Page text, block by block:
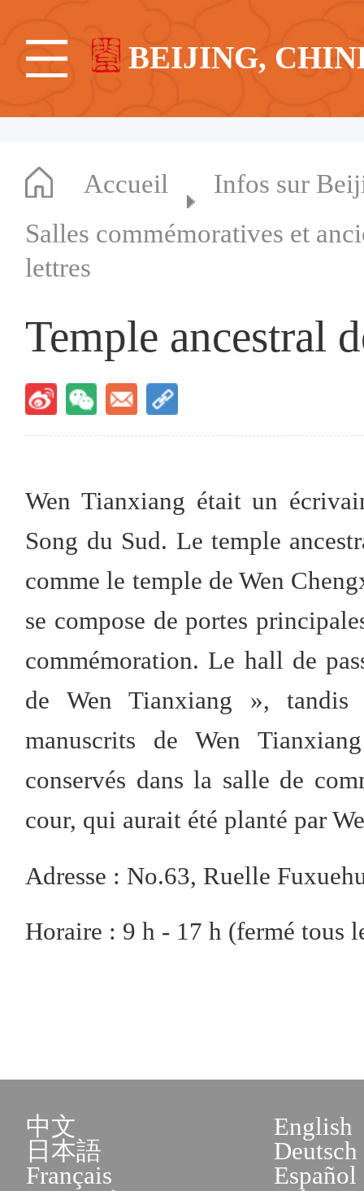
BEIJING,
Accueil
Infos sur
Salles commémoratives et
lettres
Temple ancestral
Wen Tianxiang était un
Song du Sud. Le temple
comme le temple de Wen
se compose de portes
commémoration. Le hall de
de Wen Tianxiang », tandis
manuscrits de Wen
conservés dans la salle de
cour, qui aurait été planté par
Adresse : No.63, Ruelle
Horaire : 9 h - 17 h (fermé tous
中文
English
日本語
Deutsch
Français
Español